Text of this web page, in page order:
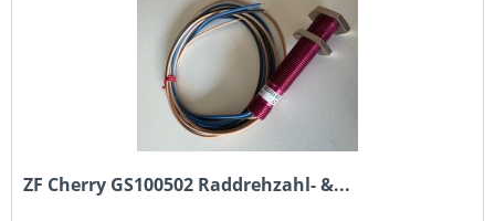
ZF Cherry GS100502 Raddrehzahl- &...